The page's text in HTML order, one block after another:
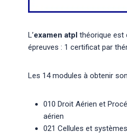
L’examen atpl théorique est
épreuves : 1 certificat par
Les 14 modules à obtenir
010 Droit Aérien et
aérien
021 Cellules et